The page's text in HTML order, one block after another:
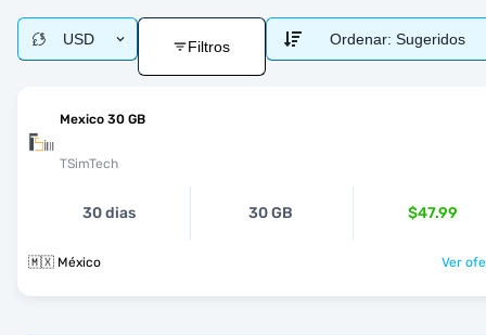
USD Filtros Ordenar: Sugeridos
Mexico 30 GB
TSimTech
30 dias 30 GB $47.99
🇲🇽 México Ver